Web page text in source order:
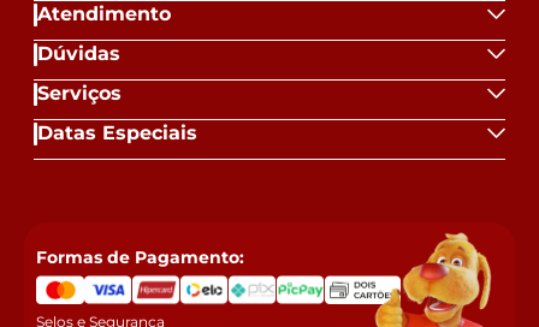
Atendimento
Dúvidas
Serviços
Datas Especiais
Formas de Pagamento:
Selos e Segurança